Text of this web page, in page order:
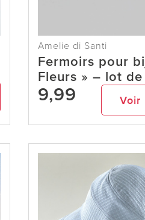
Amelie di Santi
Fermoirs pour
Fleurs » – lot de
9,99 Voir